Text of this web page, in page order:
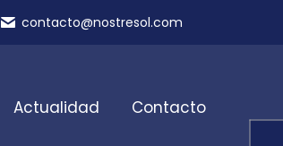
contacto@nostresol.com
Actualidad Contacto